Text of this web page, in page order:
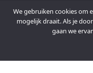
We gebruiken cookies om
mogelijk draait. Als je
gaan we